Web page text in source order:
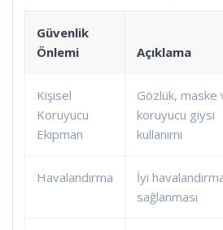
Güvenlik
Önlemi
Açıklama
Kişisel
Koruyucu
Ekipman
Gözlük, maske
koruyucu giysi
kullanımı
Havalandırma
İyi
sağlanması